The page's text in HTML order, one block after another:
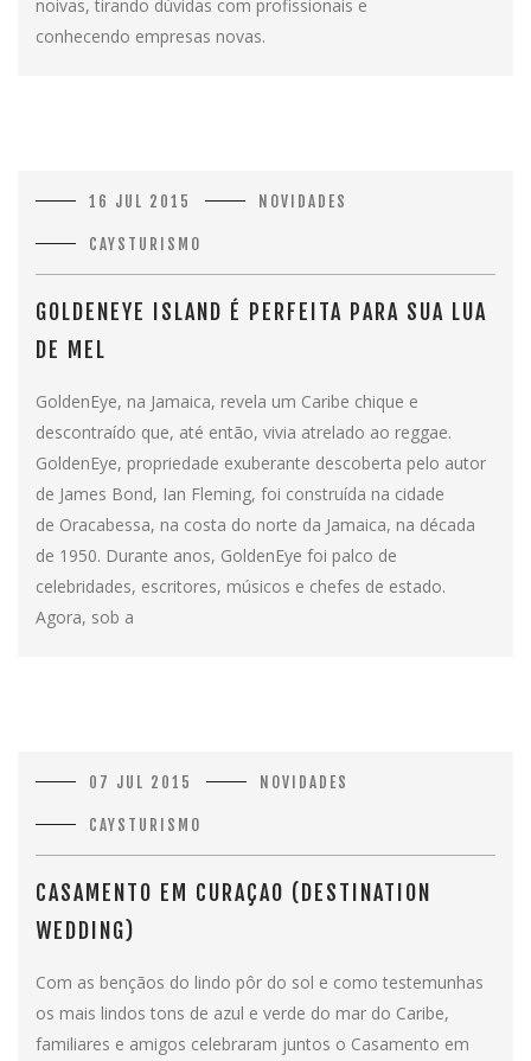
noivas, tirando dúvidas com profissionais e
conhecendo empresas novas.
16 JUL 2015 NOVIDADES
CAYSTURISMO
GOLDENEYE ISLAND É PERFEITA PARA SUA LUA
DE MEL
GoldenEye, na Jamaica, revela um Caribe chique e
descontraído que, até então, vivia atrelado ao reggae.
GoldenEye, propriedade exuberante descoberta pelo autor
de James Bond, Ian Fleming, foi construída na cidade
de Oracabessa, na costa do norte da Jamaica, na década
de 1950. Durante anos, GoldenEye foi palco de
celebridades, escritores, músicos e chefes de estado.
Agora, sob a
07 JUL 2015 NOVIDADES
CAYSTURISMO
CASAMENTO EM CURAÇAO (DESTINATION
WEDDING)
Com as bençãos do lindo pôr do sol e como testemunhas
os mais lindos tons de azul e verde do mar do Caribe,
familiares e amigos celebraram juntos o Casamento em